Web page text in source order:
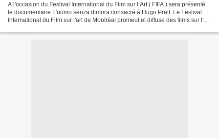
A l'occasion du Festival International du Film sur l’Art ( FIFA ) sera présenté
le documentaire L'uomo senza dimora consacré à Hugo Pratt. Le Festival
International du Film sur l'art de Montréal promeut et diffuse des films sur l'art